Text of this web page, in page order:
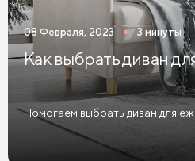
Кровати тёмного цвета
Кровати бирюзового цвета
Кровати в современном стиле
Кровати в скандинавском стиле
Кровати в классическом стиле
08 Февраля, 2023 3 минуты
Как выбрать диван
Помогаем выбрать диван для